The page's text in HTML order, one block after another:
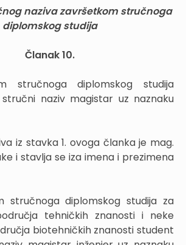
naziva završetkom stručnoga
diplomskog studija
Članak 10.
stručnoga diplomskog studija
naziv magistar uz naznaku
iz stavka 1. ovoga članka je mag.
i stavlja se iza imena i prezimena
stručnoga diplomskog studija za
tehničkih znanosti i neke
biotehničkih znanosti student